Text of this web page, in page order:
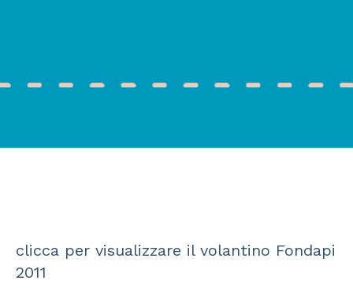
clicca per visualizzare il volantino Fondapi
2011